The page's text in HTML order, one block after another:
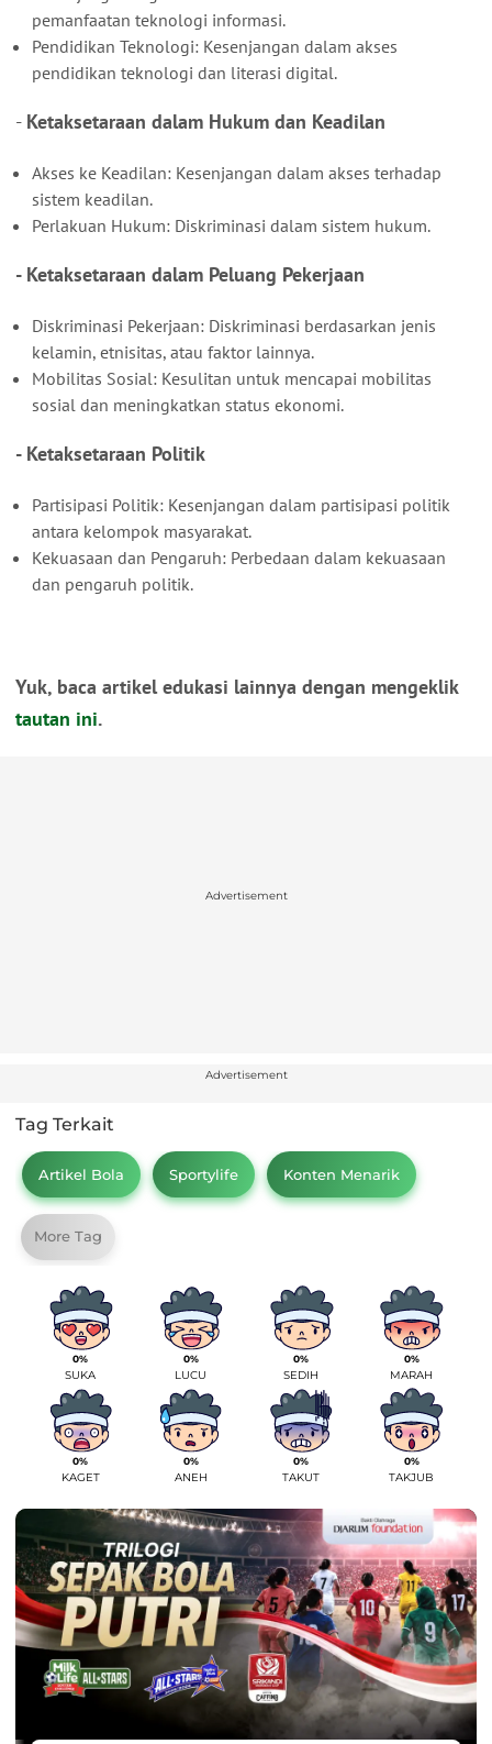
pemanfaatan teknologi informasi.
Pendidikan Teknologi: Kesenjangan dalam akses
pendidikan teknologi dan literasi digital.
- Ketaksetaraan dalam Hukum dan Keadilan
Akses ke Keadilan: Kesenjangan dalam akses terhadap
sistem keadilan.
Perlakuan Hukum: Diskriminasi dalam sistem hukum.
- Ketaksetaraan dalam Peluang Pekerjaan
Diskriminasi Pekerjaan: Diskriminasi berdasarkan jenis
kelamin, etnisitas, atau faktor lainnya.
Mobilitas Sosial: Kesulitan untuk mencapai mobilitas
sosial dan meningkatkan status ekonomi.
- Ketaksetaraan Politik
Partisipasi Politik: Kesenjangan dalam partisipasi politik
antara kelompok masyarakat.
Kekuasaan dan Pengaruh: Perbedaan dalam kekuasaan
dan pengaruh politik.
Yuk, baca artikel edukasi lainnya dengan mengeklik
tautan ini.
Advertisement
Advertisement
Tag Terkait
Artikel Bola Sportylife Konten Menarik
More Tag
0%
SUKA
0%
LUCU
0%
SEDIH
0%
MARAH
0%
KAGET
0%
ANEH
0%
TAKUT
0%
TAKJUB